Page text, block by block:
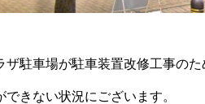
ザ駐車場が駐車装置改修工事の
できない状況にございます。